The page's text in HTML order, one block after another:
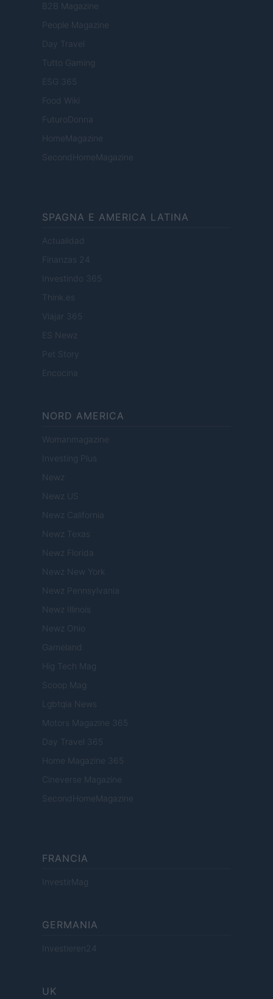
B2B Magazine
People Magazine
Day Travel
Tutto Gaming
ESG 365
Food Wiki
FuturoDonna
HomeMagazine
SecondHomeMagazine
SPAGNA E AMERICA LATINA
Actualidad
Finanzas 24
Investindo 365
Think.es
Viajar 365
ES Newz
Pet Story
Encocina
NORD AMERICA
Womanmagazine
Investing Plus
Newz
Newz US
Newz California
Newz Texas
Newz Florida
Newz New York
Newz Pennsylvania
Newz Illinois
Newz Ohio
Gameland
Hig Tech Mag
Scoop Mag
Lgbtqia News
Motors Magazine 365
Day Travel 365
Home Magazine 365
Cineverse Magazine
SecondHomeMagazine
FRANCIA
InvestirMag
GERMANIA
Investieren24
UK